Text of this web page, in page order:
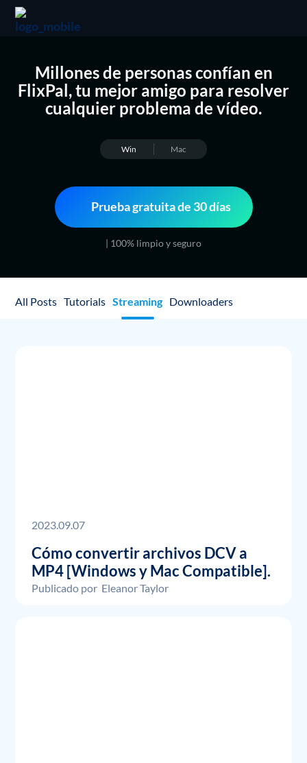
Millones de personas confían en
FlixPal, tu mejor amigo para resolver
cualquier problema de vídeo.
Win Mac
Prueba gratuita de 30 días
| 100% limpio y seguro
All Posts Tutorials Streaming Downloaders
2023.09.07
Cómo convertir archivos DCV a
MP4 [Windows y Mac Compatible].
Publicado por Eleanor Taylor